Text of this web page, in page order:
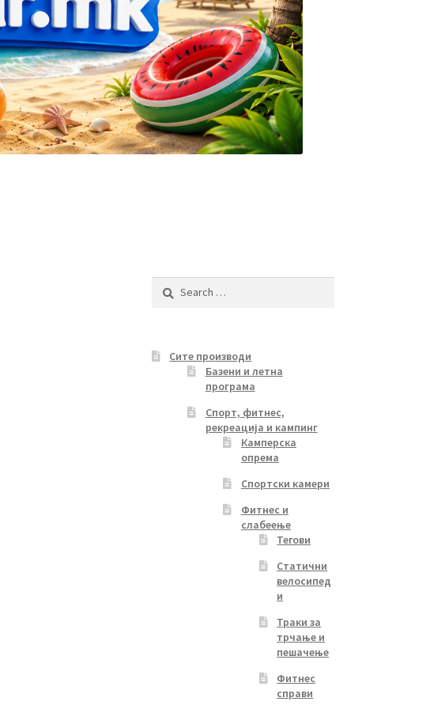
Search
Сите производи
Базени и летна
програма
Спорт, фитнес,
рекреација и кампинг
Камперска
опрема
Спортски камери
Фитнес и
слабеење
Тегови
Статични
велосипед
и
Траки за
трчање и
пешачење
Фитнес
справи